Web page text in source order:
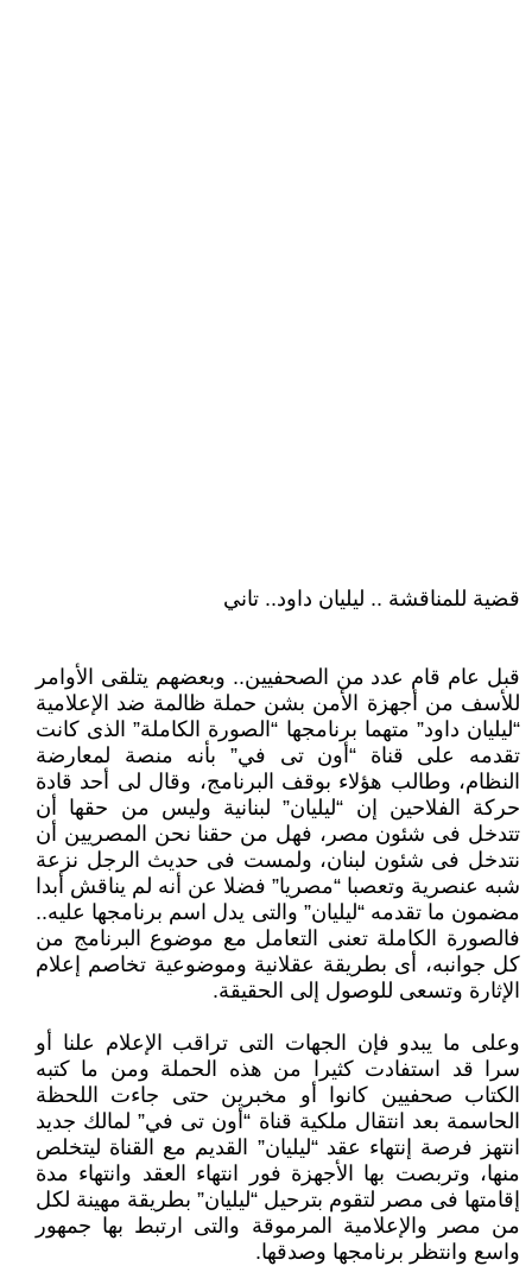
قضية للمناقشة .. ليليان داود.. تاني
قبل عام قام عدد من الصحفيين.. وبعضهم يتلقى الأوامر
للأسف من أجهزة الأمن بشن حملة ظالمة ضد الإعلامية
“ليليان داود” متهما برنامجها “الصورة الكاملة” الذى كانت
تقدمه على قناة “أون تى في” بأنه منصة لمعارضة
النظام، وطالب هؤلاء بوقف البرنامج، وقال لى أحد قادة
حركة الفلاحين إن “ليليان” لبنانية وليس من حقها أن
تتدخل فى شئون مصر، فهل من حقنا نحن المصريين أن
نتدخل فى شئون لبنان، ولمست فى حديث الرجل نزعة
شبه عنصرية وتعصبا “مصريا” فضلا عن أنه لم يناقش أبدا
مضمون ما تقدمه “ليليان” والتى يدل اسم برنامجها عليه..
فالصورة الكاملة تعنى التعامل مع موضوع البرنامج من
كل جوانبه، أى بطريقة عقلانية وموضوعية تخاصم إعلام
الإثارة وتسعى للوصول إلى الحقيقة.
وعلى ما يبدو فإن الجهات التى تراقب الإعلام علنا أو
سرا قد استفادت كثيرا من هذه الحملة ومن ما كتبه
الكتاب صحفيين كانوا أو مخبرين حتى جاءت اللحظة
الحاسمة بعد انتقال ملكية قناة “أون تى في” لمالك جديد
انتهز فرصة إنتهاء عقد “ليليان” القديم مع القناة ليتخلص
منها، وتربصت بها الأجهزة فور انتهاء العقد وانتهاء مدة
إقامتها فى مصر لتقوم بترحيل “ليليان” بطريقة مهينة لكل
من مصر والإعلامية المرموقة والتى ارتبط بها جمهور
واسع وانتظر برنامجها وصدقها.